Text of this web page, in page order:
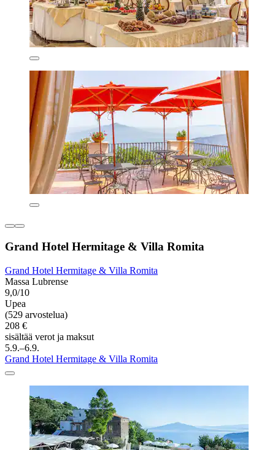
Grand Hotel Hermitage & Villa Romita
Grand Hotel Hermitage & Villa Romita
Massa Lubrense
9,0/10
Upea
(529 arvostelua)
208 €
sisältää verot ja maksut
5.9.–6.9.
Grand Hotel Hermitage & Villa Romita